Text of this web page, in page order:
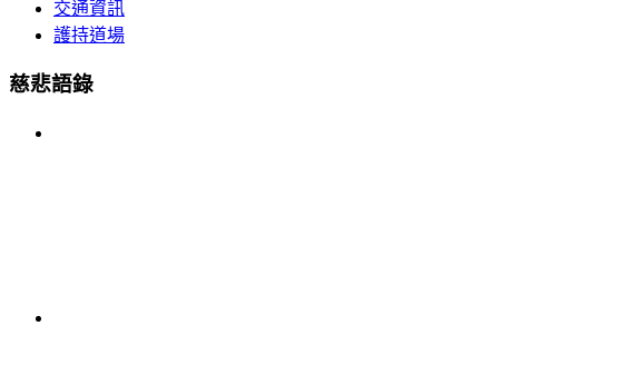
交通資訊
護持道場
慈悲語錄